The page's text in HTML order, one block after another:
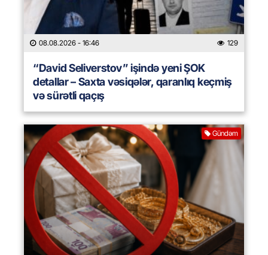
08.08.2026 - 16:46 129
“David Seliverstov” işində yeni ŞOK
detallar – Saxta vəsiqələr, qaranlıq keçmiş
və sürətli qaçış
Gündəm